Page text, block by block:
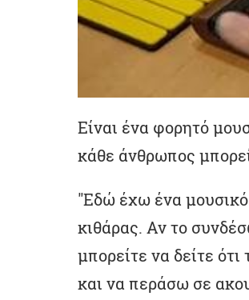
Είναι ένα φορητό
κάθε άνθρωπος
"Εδώ έχω ένα μουσικό
κιθάρας. Αν το
μπορείτε να δείτε
και να περάσω σε